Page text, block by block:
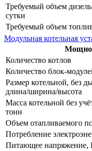
Требуемый объем
сутки
Требуемый объем
Модульная котельная
Количество котлов
Количество блок-
Размер котельной, без
длина/ширина/высота
Масса котельной без
тонн
Объем отапливаемого
Потребление
Питающее напряжение,